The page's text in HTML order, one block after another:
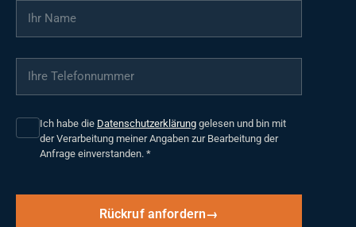
Ihr Name
Ihre Telefonnummer
Ich habe die Datenschutzerklärung gelesen und bin mit
der Verarbeitung meiner Angaben zur Bearbeitung der
Anfrage einverstanden. *
Rückruf anfordern